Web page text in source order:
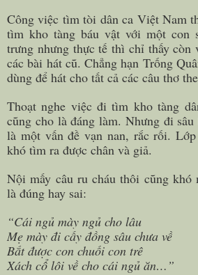
Công việc tìm tòi dân ca Việt Nam
tìm kho tàng báu vật với một con
trưng nhưng thực tế thì chỉ thấy còn
các bài hát cũ. Chẳng hạn Trống
dùng để hát cho tất cả các câu thơ
Thoạt nghe việc đi tìm kho tàng
cũng cho là đáng làm. Nhưng đi
là một vấn đề vạn nan, rắc rối.
khó tìm ra được chân và giả.
Nội mấy câu ru cháu thôi cũng khó
là đúng hay sai:
“Cái ngủ mày ngủ cho lâu
Mẹ mày đi cấy đồng sâu chưa về
Bắt được con chuối con trê
Xách cổ lôi về cho cái ngủ ăn…”